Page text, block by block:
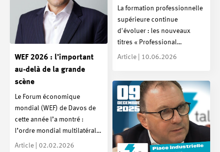
La formation professionnelle
supérieure continue
d'évoluer : les nouveaux
titres « Professional…
Article | 10.06.2026
WEF 2026 : l’important
au-delà de la grande
scène
Le Forum économique
mondial (WEF) de Davos de
cette année l’a montré :
l’ordre mondial multilatéral…
Article | 02.02.2026